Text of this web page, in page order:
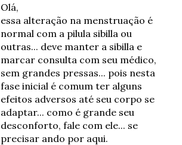
Olá,
essa alteração na menstruação é
normal com a pilula sibilla ou
outras... deve manter a sibilla e
marcar consulta com seu médico,
sem grandes pressas... pois nesta
fase inicial é comum ter alguns
efeitos adversos até seu corpo se
adaptar... como é grande seu
desconforto, fale com ele... se
precisar ando por aqui.